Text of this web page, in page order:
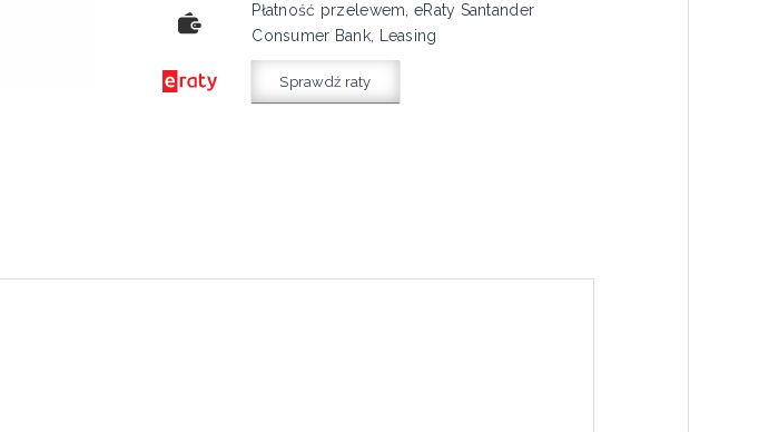
Płatność przelewem, eRaty Santander
Consumer Bank, Leasing
Sprawdź raty